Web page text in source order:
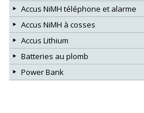
Accus NiMH téléphone et alarme
Accus NiMH à cosses
Accus Lithium
Batteries au plomb
Power Bank